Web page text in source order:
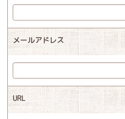
メールアドレス
URL